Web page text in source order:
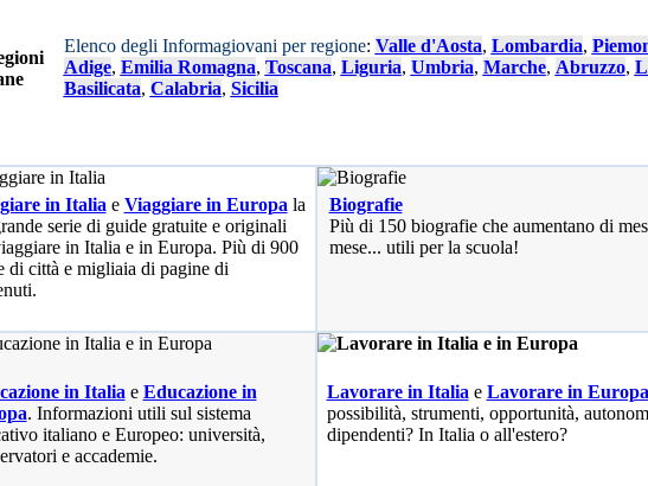
Elenco degli Informagiovani per regione: Valle d'Aosta, Lombardia,
Adige, Emilia Romagna, Toscana, Liguria, Umbria, Marche, Abruzzo,
Basilicata, Calabria, Sicilia
in Italia e Viaggiare in Europa la
serie di guide gratuite e originali
in Italia e in Europa. Più di 900
di città e migliaia di pagine di
Biografie
Più di 150 biografie che aumentano di
mese... utili per la scuola!
in Italia e Educazione in
. Informazioni utili sul sistema
italiano e Europeo: università,
e accademie.
Lavorare in Italia e Lavorare in Europa
possibilità, strumenti, opportunità,
dipendenti? In Italia o all'estero?